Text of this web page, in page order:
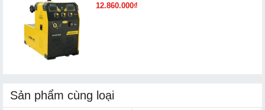
12.860.000₫
Sản phẩm cùng loại